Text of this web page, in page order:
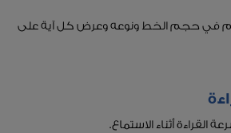
في حجم الخط ونوعه وعرض كل آية على
القراءة أثناء الاستماع.